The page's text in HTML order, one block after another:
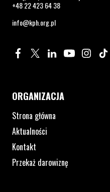
+48 22 423 64 38
info@kph.org.pl
Profil na Facebook.
Profil na Twitter.
Profil naProfil na
ORGANIZACJA
Strona główna
Aktualności
Kontakt
Przekaż darowiznę